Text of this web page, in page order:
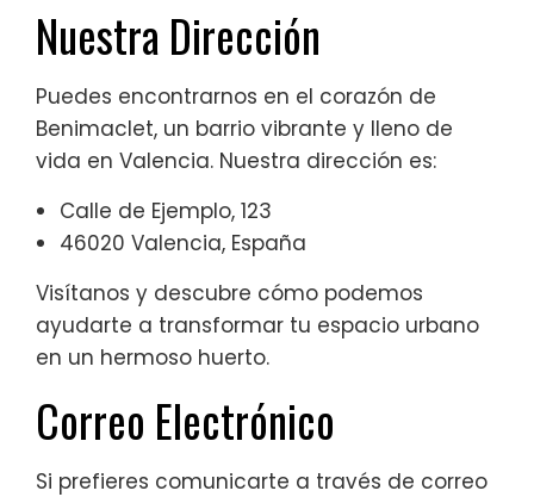
Nuestra Dirección
Puedes encontrarnos en el corazón de
Benimaclet, un barrio vibrante y lleno de
vida en Valencia. Nuestra dirección es:
Calle de Ejemplo, 123
46020 Valencia, España
Visítanos y descubre cómo podemos
ayudarte a transformar tu espacio urbano
en un hermoso huerto.
Correo Electrónico
Si prefieres comunicarte a través de correo